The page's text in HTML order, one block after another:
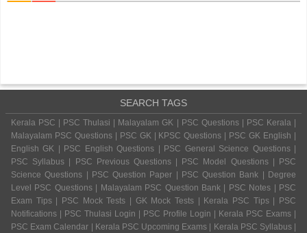
SEARCH TAGS
Kerala PSC | PSC Thulasi | Malayalam GK | PSC Questions | PSC Kerala |
Malayalam PSC Questions | PSC GK | KPSC Questions | PSC GK English |
English GK | PSC English Questions | PSC General Science Questions |
PSC Syllabus | PSC Previous Questions | PSC Model Questions | PSC
Science Questions | PSC Question Paper | PSC Question Bank | Degree
Level PSC Questions | Malayalam PSC Question Bank | PSC Notes | PSC
Exam Tips | PSC Mock Tests | GK Mock Tests | Kerala PSC Tips | PSC
Notifications | PSC Thulasi Login | PSC Profile Login | Kerala PSC Exams |
PSC Exam Calendar | Kerala PSC Upcoming Exams | Kerala PSC Syllabus |